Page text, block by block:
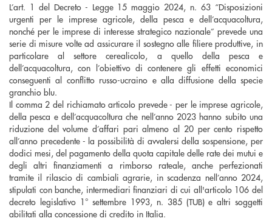
L’art. 1 del Decreto - Legge 15 maggio 2024, n. 63 “Disposizioni
urgenti per le imprese agricole, della pesca e dell’acquacoltura,
nonché per le imprese di interesse strategico nazionale” prevede una
serie di misure volte ad assicurare il sostegno alle filiere produttive, in
particolare al settore cerealicolo, a quello della pesca e
dell’acquacoltura, con l’obiettivo di contenere gli effetti economici
conseguenti al conflitto russo-ucraino e alla diffusione della specie
granchio blu.
Il comma 2 del richiamato articolo prevede - per le imprese agricole,
della pesca e dell’acquacoltura che nell’anno 2023 hanno subito una
riduzione del volume d’affari pari almeno al 20 per cento rispetto
all’anno precedente - la possibilità di avvalersi della sospensione, per
dodici mesi, del pagamento della quota capitale delle rate dei mutui e
degli altri finanziamenti a rimborso rateale, anche perfezionati
tramite il rilascio di cambiali agrarie, in scadenza nell’anno 2024,
stipulati con banche, intermediari finanziari di cui all'articolo 106 del
decreto legislativo 1° settembre 1993, n. 385 (TUB) e altri soggetti
abilitati alla concessione di credito in Italia.